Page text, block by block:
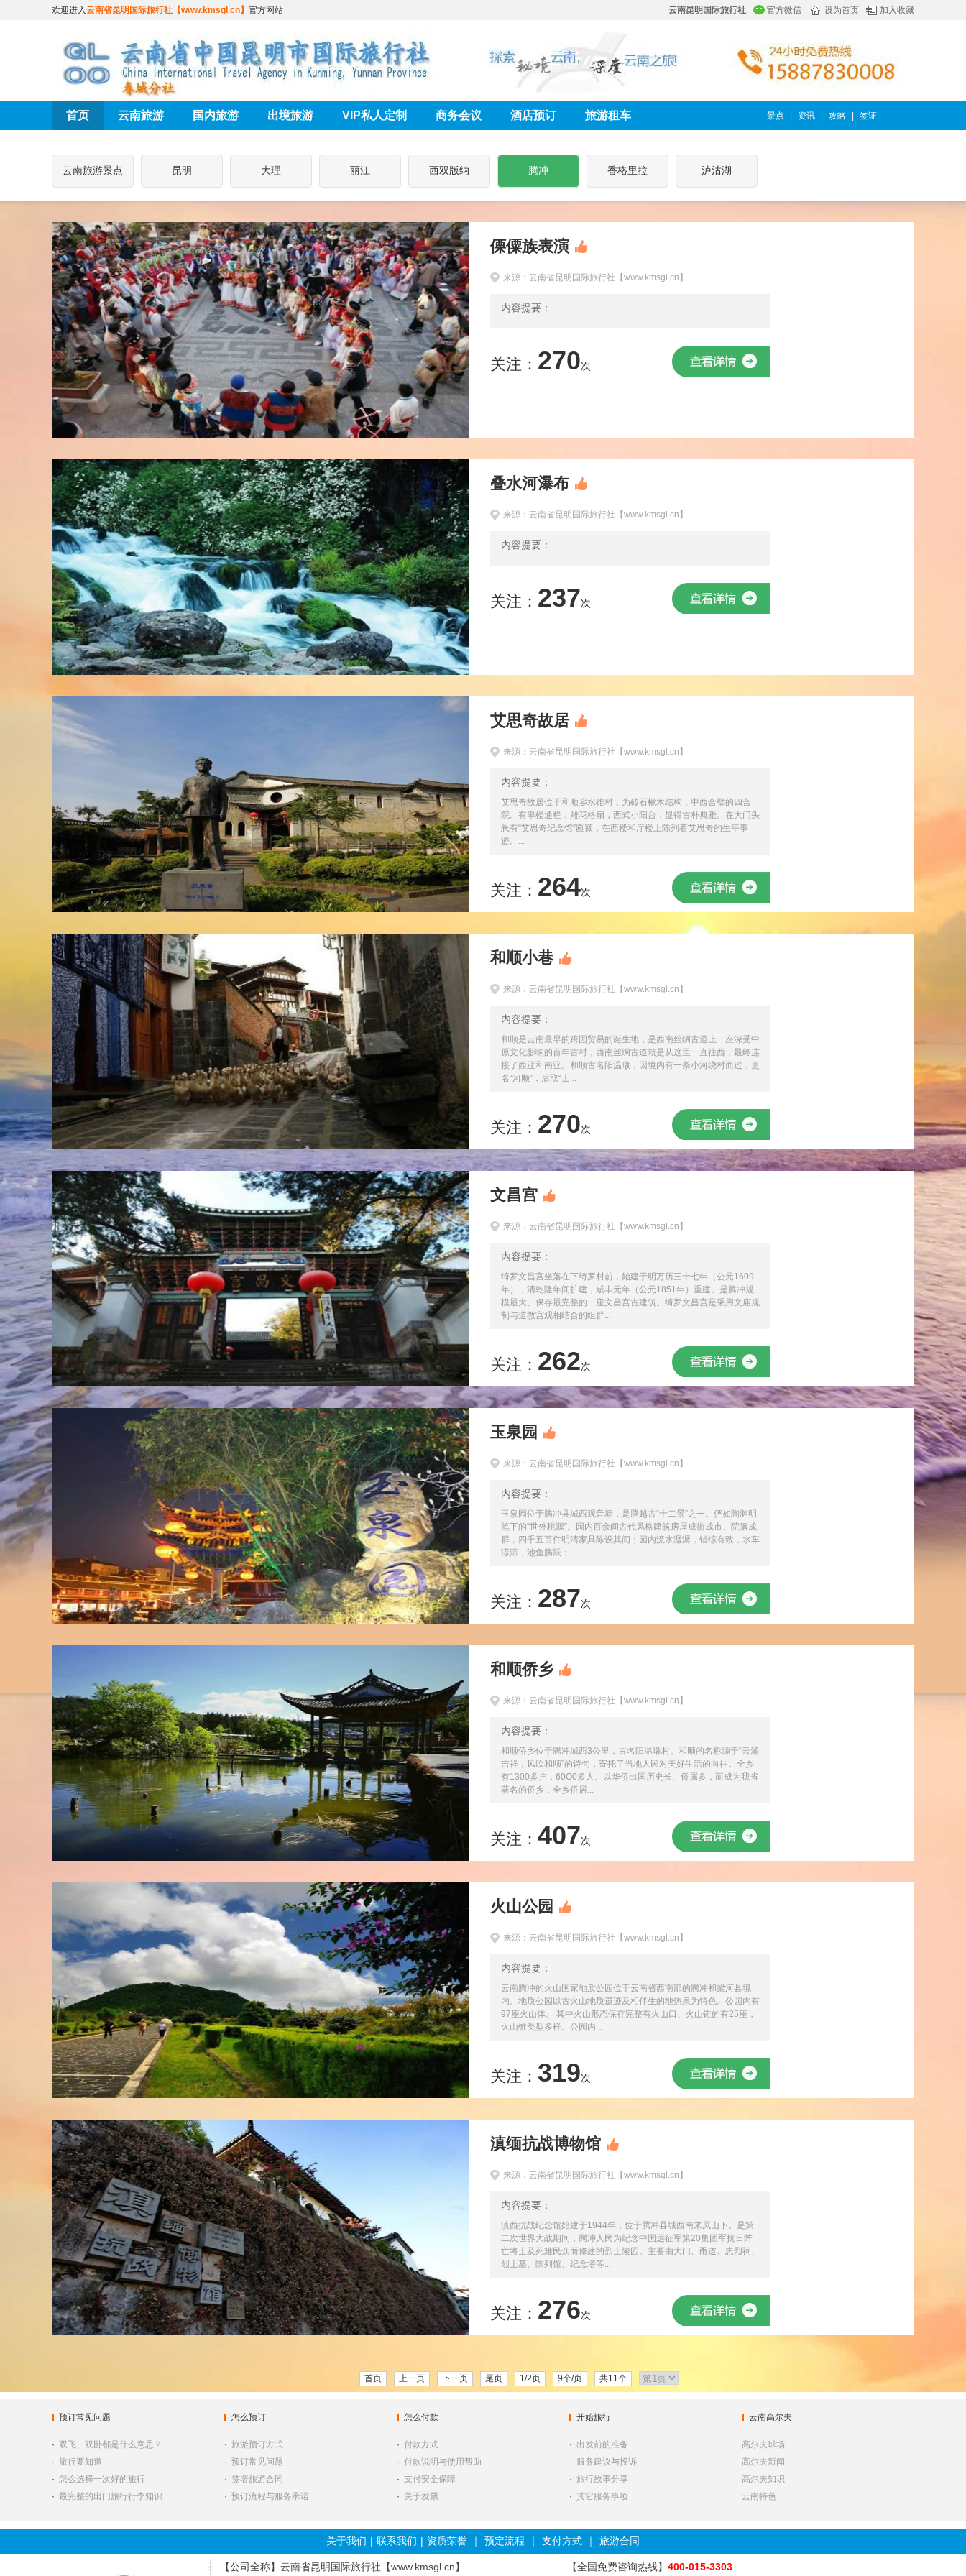
云南昆明国际旅行社 官方微信 设为首页 加入收藏
欢迎进入云南省昆明国际旅行社【www.kmsgl.cn】 官方网站
景点 资讯 攻略 签证
首页 云南旅游 国内旅游 出境旅游 VIP私人定制 商务会议 酒店预订 旅游租车
云南旅游景点 昆明 大理 丽江 西双版纳 腾冲 香格里拉 泸沽湖
傈僳族表演
来源：云南省昆明国际旅行社【www.kmsgl.cn】
内容提要：
关注： 270次
叠水河瀑布
来源：云南省昆明国际旅行社【www.kmsgl.cn】
内容提要：
关注： 237次
艾思奇故居
来源：云南省昆明国际旅行社【www.kmsgl.cn】
内容提要：
艾思奇故居位于和顺乡水碓村，为砖石楸木结构，中西合璧的四合
院。有串楼通栏，雕花格扇，西式小阳台，显得古朴典雅。在大门头
悬有“艾思奇纪念馆”匾额，在西楼和厅楼上陈列着艾思奇的生平事
迹。...
关注： 264次
和顺小巷
来源：云南省昆明国际旅行社【www.kmsgl.cn】
内容提要：
和顺是云南最早的跨国贸易的诞生地，是西南丝绸古道上一座深受中
原文化影响的百年古村，西南丝绸古道就是从这里一直往西，最终连
接了西亚和南亚。和顺古名阳温暾，因境内有一条小河绕村而过，更
名“河顺”，后取“士...
关注： 270次
文昌宫
来源：云南省昆明国际旅行社【www.kmsgl.cn】
内容提要：
绮罗文昌宫坐落在下绮罗村前，始建于明万历三十七年（公元1609
年），清乾隆年间扩建，咸丰元年（公元1851年）重建。是腾冲规
模最大、保存最完整的一座文昌宫古建筑。绮罗文昌宫是采用文庙规
制与道教宫观相结合的组群...
关注： 262次
玉泉园
来源：云南省昆明国际旅行社【www.kmsgl.cn】
内容提要：
玉泉园位于腾冲县城西观音塘，是腾越古“十二景”之一。俨如陶渊明
笔下的“世外桃源”。园内百余间古代风格建筑房屋成街成市、院落成
群，四千五百件明清家具陈设其间；园内流水潺潺，错综有致，水车
淙淙，池鱼腾跃；...
关注： 287次
和顺侨乡
来源：云南省昆明国际旅行社【www.kmsgl.cn】
内容提要：
和顺侨乡位于腾冲城西3公里，古名阳温暾村。和顺的名称源于“云涌
吉祥，风吹和顺”的诗句，寄托了当地人民对美好生活的向往。全乡
有1300多户，60O0多人。以华侨出国历史长、侨属多，而成为我省
著名的侨乡，全乡侨居...
关注： 407次
火山公园
来源：云南省昆明国际旅行社【www.kmsgl.cn】
内容提要：
云南腾冲的火山国家地质公园位于云南省西南部的腾冲和梁河县境
内。地质公园以古火山地质遗迹及相伴生的地热泉为特色。公园内有
97座火山体。 其中火山形态保存完整有火山口、火山锥的有25座，
火山锥类型多样。公园内...
关注： 319次
滇缅抗战博物馆
来源：云南省昆明国际旅行社【www.kmsgl.cn】
内容提要：
滇西抗战纪念馆始建于1944年，位于腾冲县城西南来凤山下。是第
二次世界大战期间，腾冲人民为纪念中国远征军第20集团军抗日阵
亡将士及死难民众而修建的烈士陵园。主要由大门、甬道、忠烈祠、
烈士墓、陈列馆、纪念塔等...
关注： 276次
首页 上一页 下一页 尾页 1/2页 9个/页 共11个
预订常见问题 怎么预订 怎么付款 开始旅行 云南高尔夫
· 双飞、双卧都是什么意思？
· 旅行要知道
· 怎么选择一次好的旅行
· 最完整的出门旅行行李知识
· 旅游预订方式
· 预订常见问题
· 签署旅游合同
· 预订流程与服务承诺
· 付款方式
· 付款说明与使用帮助
· 支付安全保障
· 关于发票
· 出发前的准备
· 服务建议与投诉
· 旅行故事分享
· 其它服务事项
高尔夫球场
高尔夫新闻
高尔夫知识
云南特色
关于我们 | 联系我们 | 资质荣誉 ｜ 预定流程 ｜ 支付方式 ｜ 旅游合同
【公司全称】云南省昆明国际旅行社【www.kmsgl.cn】 【全国免费咨询热线】 400-015-3303